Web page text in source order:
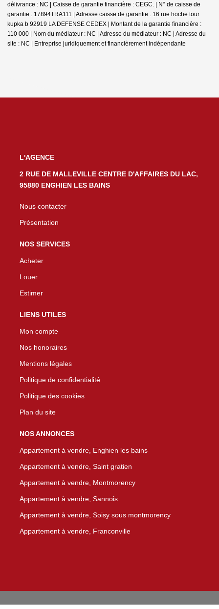
délivrance : NC | Caisse de garantie financière : CEGC. | N° de caisse de
garantie : 17894TRA111 | Adresse caisse de garantie : 16 rue hoche tour
kupka b 92919 LA DEFENSE CEDEX | Montant de la garantie financière :
110 000 | Nom du médiateur : NC | Adresse du médiateur : NC | Adresse du
site : NC | Entreprise juridiquement et financièrement indépendante
L'AGENCE
2 RUE DE MALLEVILLE CENTRE D'AFFAIRES DU LAC,
95880 ENGHIEN LES BAINS
Nous contacter
Présentation
NOS SERVICES
Acheter
Louer
Estimer
LIENS UTILES
Mon compte
Nos honoraires
Mentions légales
Politique de confidentialité
Politique des cookies
Plan du site
NOS ANNONCES
Appartement à vendre, Enghien les bains
Appartement à vendre, Saint gratien
Appartement à vendre, Montmorency
Appartement à vendre, Sannois
Appartement à vendre, Soisy sous montmorency
Appartement à vendre, Franconville